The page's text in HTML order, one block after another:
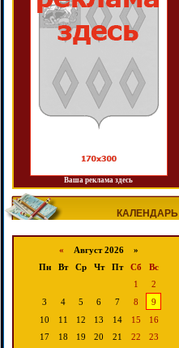
Ваша реклама здесь
КАЛЕНДАРЬ
« Август 2026 »
Пн
Вт Ср Чт Пт Сб
Вс
1
2
3
4 5 6 7 8
9
10
11 12 13 14 15
16
17
18 19 20 21 22
23